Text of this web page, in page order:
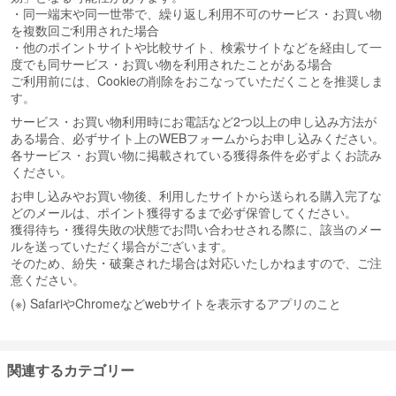
・同一端末や同一世帯で、繰り返し利用不可のサービス・お買い物
を複数回ご利用された場合
・他のポイントサイトや比較サイト、検索サイトなどを経由して一
度でも同サービス・お買い物を利用されたことがある場合
ご利用前には、Cookieの削除をおこなっていただくことを推奨しま
す。
サービス・お買い物利用時にお電話など2つ以上の申し込み方法が
ある場合、必ずサイト上のWEBフォームからお申し込みください。
各サービス・お買い物に掲載されている獲得条件を必ずよくお読み
ください。
お申し込みやお買い物後、利用したサイトから送られる購入完了な
どのメールは、ポイント獲得するまで必ず保管してください。
獲得待ち・獲得失敗の状態でお問い合わせされる際に、該当のメー
ルを送っていただく場合がございます。
そのため、紛失・破棄された場合は対応いたしかねますので、ご注
意ください。
(※) SafariやChromeなどwebサイトを表示するアプリのこと
関連するカテゴリー